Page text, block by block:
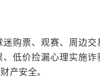
购票、观赛、周边
低价捡漏心理实施
产安全。